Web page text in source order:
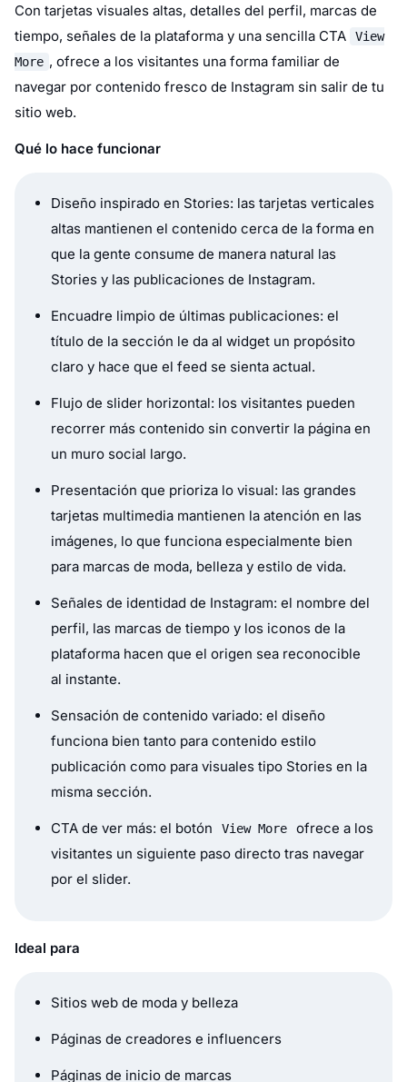
Con tarjetas visuales altas, detalles del perfil, marcas de
tiempo, señales de la plataforma y una sencilla CTA
View
More , ofrece a los visitantes una forma familiar de
navegar por contenido fresco de Instagram sin salir de tu
sitio web.
Qué lo hace funcionar
Diseño inspirado en Stories: las tarjetas verticales
altas mantienen el contenido cerca de la forma en
que la gente consume de manera natural las
Stories y las publicaciones de Instagram.
Encuadre limpio de últimas publicaciones: el
título de la sección le da al widget un propósito
claro y hace que el feed se sienta actual.
Flujo de slider horizontal: los visitantes pueden
recorrer más contenido sin convertir la página en
un muro social largo.
Presentación que prioriza lo visual: las grandes
tarjetas multimedia mantienen la atención en las
imágenes, lo que funciona especialmente bien
para marcas de moda, belleza y estilo de vida.
Señales de identidad de Instagram: el nombre del
perfil, las marcas de tiempo y los iconos de la
plataforma hacen que el origen sea reconocible
al instante.
Sensación de contenido variado: el diseño
funciona bien tanto para contenido estilo
publicación como para visuales tipo Stories en la
misma sección.
CTA de ver más: el botón View More
ofrece a los
visitantes un siguiente paso directo tras navegar
por el slider.
Ideal para
Sitios web de moda y belleza
Páginas de creadores e influencers
Páginas de inicio de marcas